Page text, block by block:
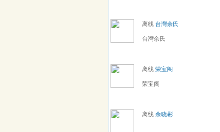
离线 台灣余氏
台灣余氏
离线 荣宝阁
荣宝阁
离线 余晓彬